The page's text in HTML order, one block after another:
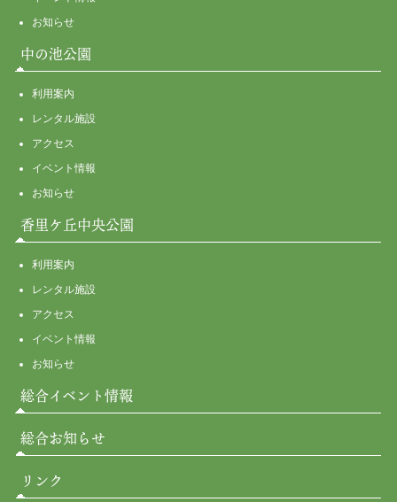
お知らせ
中の池公園
利用案内
レンタル施設
アクセス
イベント情報
お知らせ
香里ケ丘中央公園
利用案内
レンタル施設
アクセス
イベント情報
お知らせ
総合イベント情報
総合お知らせ
リンク